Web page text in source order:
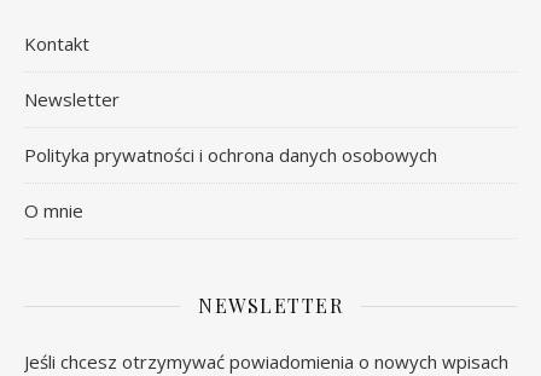
Kontakt
Newsletter
Polityka prywatności i ochrona danych osobowych
O mnie
NEWSLETTER
Jeśli chcesz otrzymywać powiadomienia o nowych wpisach